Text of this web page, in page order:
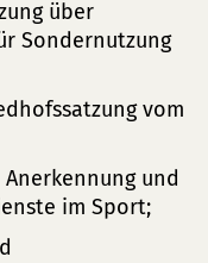
über
Sondernutzung
vom
und
im Sport;